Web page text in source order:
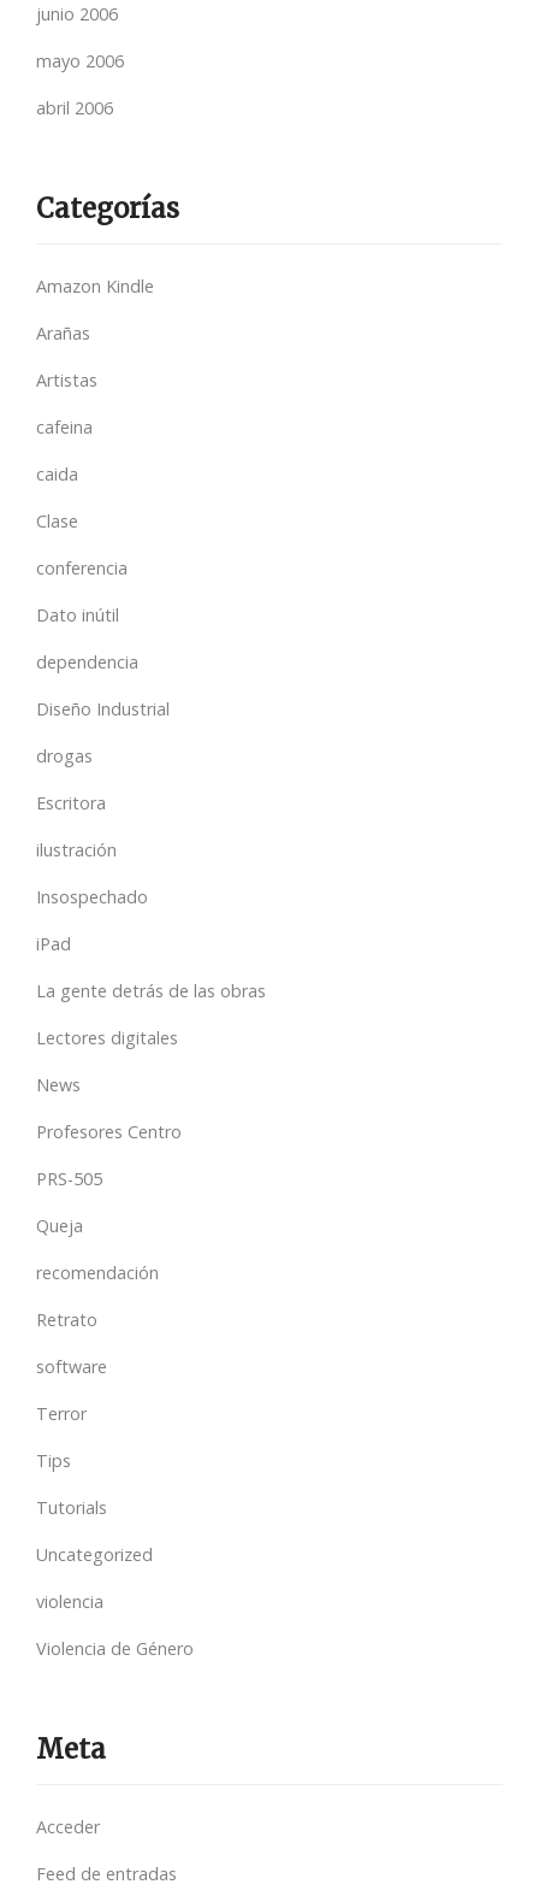
junio 2006
mayo 2006
abril 2006
Categorías
Amazon Kindle
Arañas
Artistas
cafeina
caida
Clase
conferencia
Dato inútil
dependencia
Diseño Industrial
drogas
Escritora
ilustración
Insospechado
iPad
La gente detrás de las obras
Lectores digitales
News
Profesores Centro
PRS-505
Queja
recomendación
Retrato
software
Terror
Tips
Tutorials
Uncategorized
violencia
Violencia de Género
Meta
Acceder
Feed de entradas